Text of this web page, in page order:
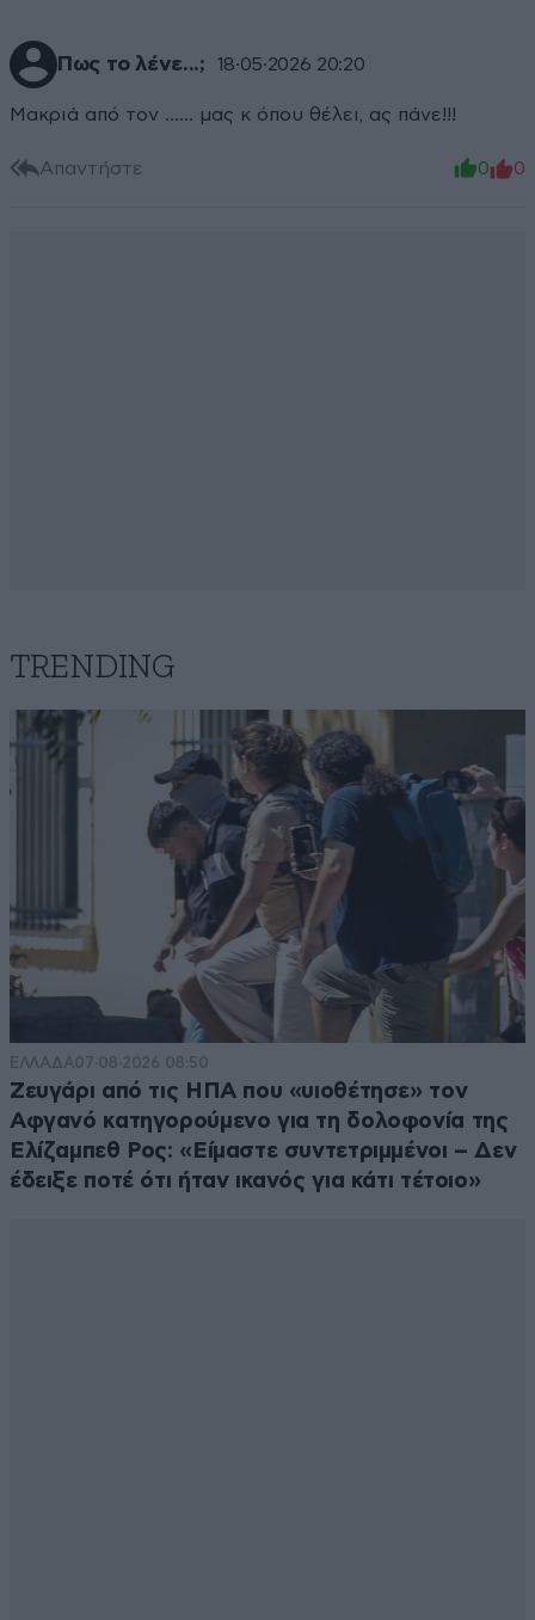
Πως το λένε...; 18·05·2026 20:20
Μακριά από τον ...... μας κ όπου θέλει, ας πάνε!!!
Απαντήστε 0 0
TRENDING
ΕΛΛΑΔΑ07·08·2026 08:50
Ζευγάρι από τις ΗΠΑ που «υιοθέτησε» τον
Αφγανό κατηγορούμενο για τη δολοφονία της
Ελίζαμπεθ Ρος: «Είμαστε συντετριμμένοι – Δεν
έδειξε ποτέ ότι ήταν ικανός για κάτι τέτοιο»